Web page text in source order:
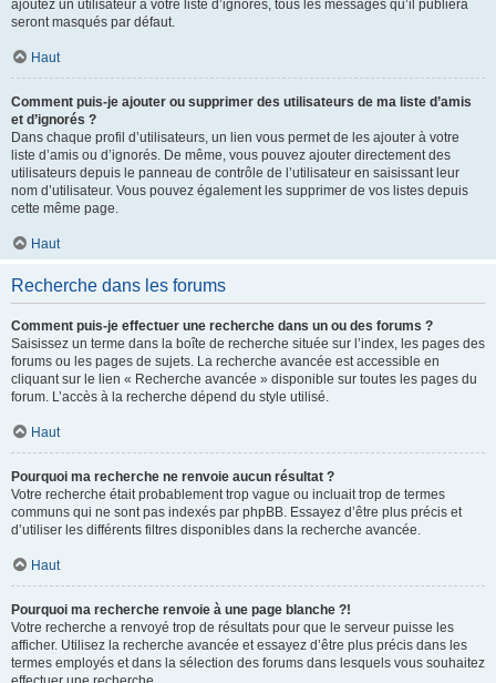
ajoutez un utilisateur à votre liste d’ignorés, tous les messages qu’il publiera
seront masqués par défaut.
Haut
Comment puis-je ajouter ou supprimer des utilisateurs de ma liste d’amis
et d’ignorés ?
Dans chaque profil d’utilisateurs, un lien vous permet de les ajouter à votre
liste d’amis ou d’ignorés. De même, vous pouvez ajouter directement des
utilisateurs depuis le panneau de contrôle de l’utilisateur en saisissant leur
nom d’utilisateur. Vous pouvez également les supprimer de vos listes depuis
cette même page.
Haut
Recherche dans les forums
Comment puis-je effectuer une recherche dans un ou des forums ?
Saisissez un terme dans la boîte de recherche située sur l’index, les pages des
forums ou les pages de sujets. La recherche avancée est accessible en
cliquant sur le lien « Recherche avancée » disponible sur toutes les pages du
forum. L’accès à la recherche dépend du style utilisé.
Haut
Pourquoi ma recherche ne renvoie aucun résultat ?
Votre recherche était probablement trop vague ou incluait trop de termes
communs qui ne sont pas indexés par phpBB. Essayez d’être plus précis et
d’utiliser les différents filtres disponibles dans la recherche avancée.
Haut
Pourquoi ma recherche renvoie à une page blanche ?!
Votre recherche a renvoyé trop de résultats pour que le serveur puisse les
afficher. Utilisez la recherche avancée et essayez d’être plus précis dans les
termes employés et dans la sélection des forums dans lesquels vous souhaitez